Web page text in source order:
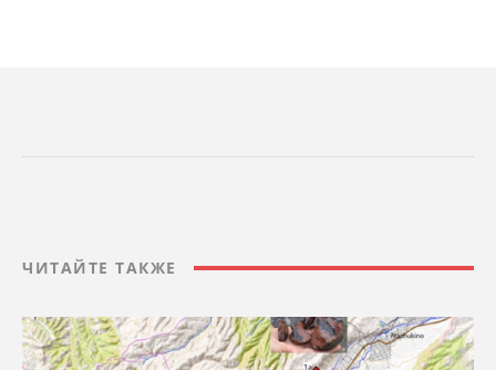
ЧИТАЙТЕ ТАКЖЕ